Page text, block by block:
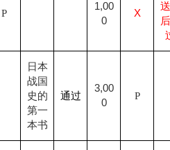
P
1,00
0
X
日本
战国
史的
第一
本书
通过
3,00
0
P